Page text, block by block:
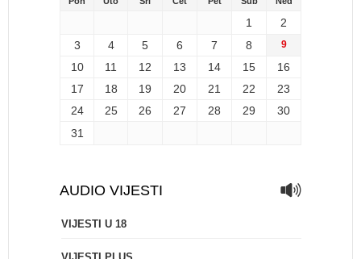
1
2
3
4 5 6 7 8 9
10 11 12 13 14 15
16
17
18 19 20 21 22
23
24
25 26 27 28 29
30
31
AUDIO VIJESTI
VIJESTI U 18